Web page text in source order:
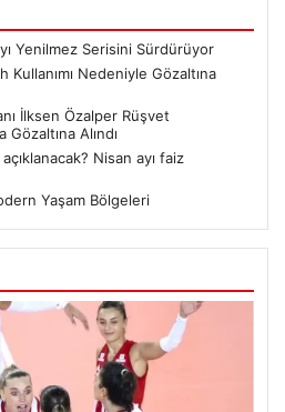
Yenilmez Serisini Sürdürüyor
Kullanımı Nedeniyle Gözaltına
İlksen Özalper Rüşvet
Gözaltına Alındı
Nisan ayı faiz
Yaşam Bölgeleri